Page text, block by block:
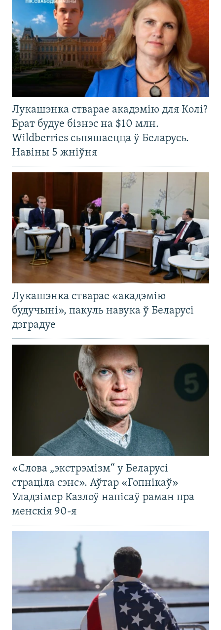
Лукашэнка стварае акадэмію для Колі?
Брат будуе бізнэс на $10 млн.
Wildberries сьпяшаецца ў Беларусь.
Навіны 5 жніўня
Лукашэнка стварае «акадэмію
будучыні», пакуль навука ў Беларусі
дэградуе
«Слова „экстрэмізм“ у Беларусі
страціла сэнс». Аўтар «Гопнікаў»
Уладзімер Казлоў напісаў раман пра
менскія 90-я